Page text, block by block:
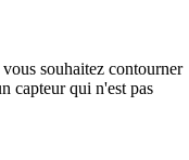
souhaitez contourner
capteur qui n'est pas